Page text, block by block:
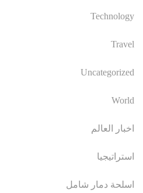
Technology
Travel
Uncategorized
World
اخبار العالم
استراتيجيا
اسلحة دمار شامل